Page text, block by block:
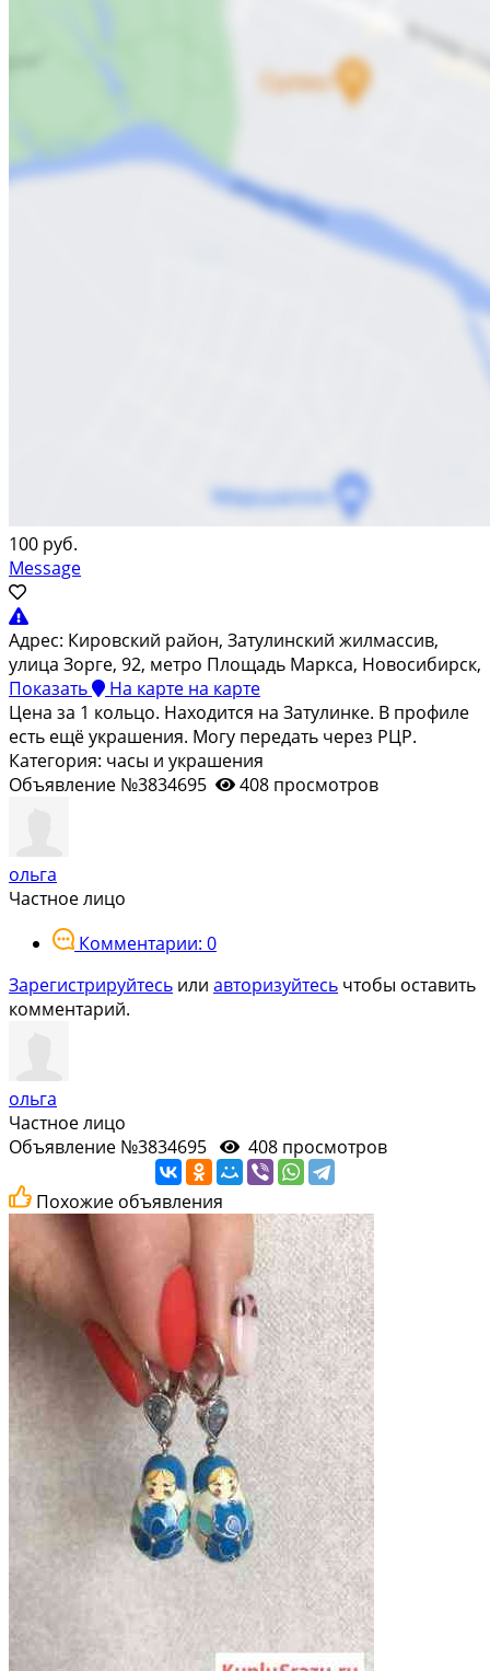
100 руб.
Message
Адрес: Кировский район, Затулинский жилмассив,
улица Зорге, 92, метро Площадь Маркса, Новосибирск,
Показать
На карте на карте
Цена за 1 кольцо. Находится на Затулинке. В профиле
есть ещё украшения. Могу передать через РЦР.
Категория: часы и украшения
Объявление №3834695
408 просмотров
ольга
Частное лицо
Комментарии: 0
Зарегистрируйтесь или авторизуйтесь чтобы оставить
комментарий.
ольга
Частное лицо
Объявление №3834695
408 просмотров
Похожие объявления